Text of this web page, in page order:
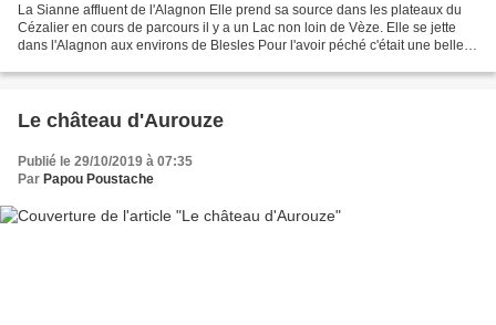
La Sianne affluent de l'Alagnon Elle prend sa source dans les plateaux du
Cézalier en cours de parcours il y a un Lac non loin de Vèze. Elle se jette
dans l'Alagnon aux environs de Blesles Pour l'avoir péché c'était une belle
Le château d'Aurouze
Publié le 29/10/2019 à 07:35
Par Papou Poustache